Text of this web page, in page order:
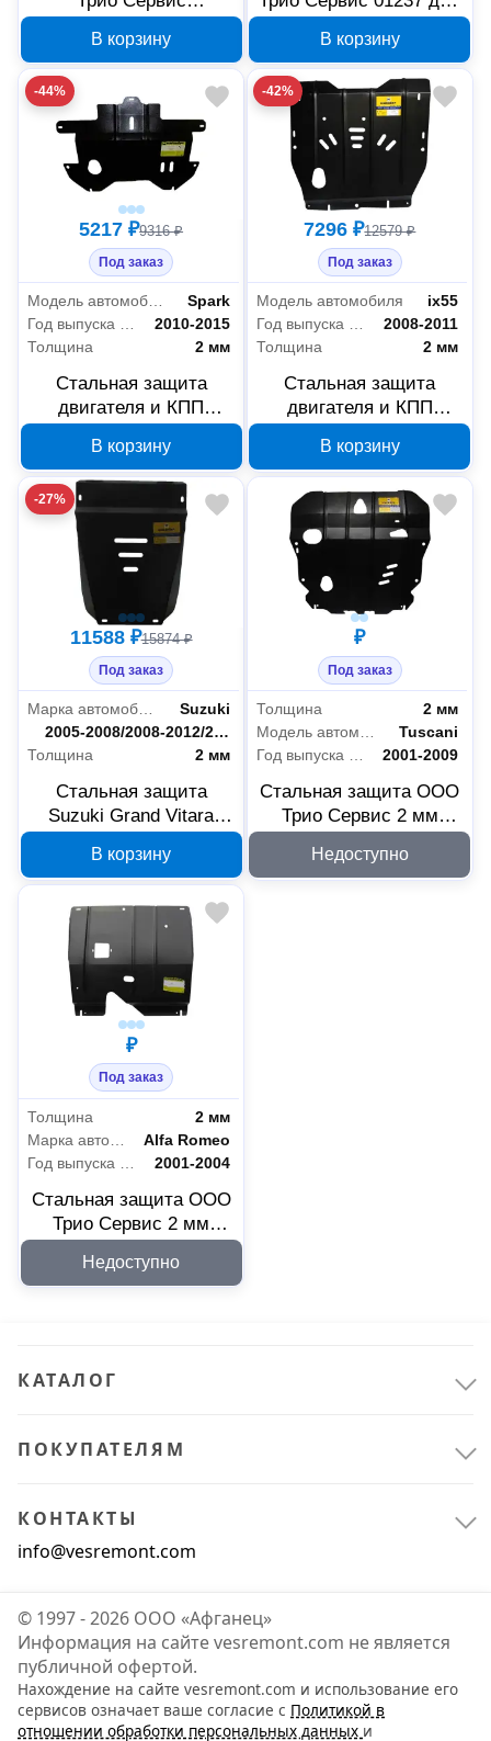
двигатель и КПП, Tagaz
Tager
В корзину
Mercedes-Benz Vito W-
447
В корзину
-44%
5217 ₽9316 ₽
Под заказ
Модель автомобиля
Spark
Год выпуска автомобиля
2010-2015
Толщина
2 мм
Стальная защита
двигателя и КПП
Трио Сервис 03033, 2
мм
В корзину
-42%
7296 ₽12579 ₽
Под заказ
Модель автомобиля
ix55
Год выпуска автомобиля
2008-2011
Толщина
2 мм
Стальная защита
двигателя и КПП
Сервис 00928, 2 мм
В корзину
-27%
11588 ₽15874 ₽
Под заказ
Suzuki
Год выпуска автомобиля 2005-2008/2008-2012/2012-2016
Толщина
2 мм
Стальная защита
Suzuki Grand Vitara
02411, 2 мм
В корзину
₽
Под заказ
Толщина
2 мм
Tuscani
2001-2009
Стальная защита ООО
Трио Сервис 2 мм
Hyundai Tuscani
MOTODOR 00927
Недоступно
₽
Под заказ
Толщина
2 мм
Alfa Romeo
2001-2004
Стальная защита ООО
Трио Сервис 2 мм
Romeo 147 MOTODOR
Недоступно
КАТАЛОГ
ПОКУПАТЕЛЯМ
КОНТАКТЫ
info@vesremont.com
© 1997 - 2026 ООО «Афганец»
Информация на сайте vesremont.com не является
публичной офертой.
Нахождение на сайте vesremont.com и использование его
сервисов означает ваше согласие с Политикой в
отношении обработки персональных данных и